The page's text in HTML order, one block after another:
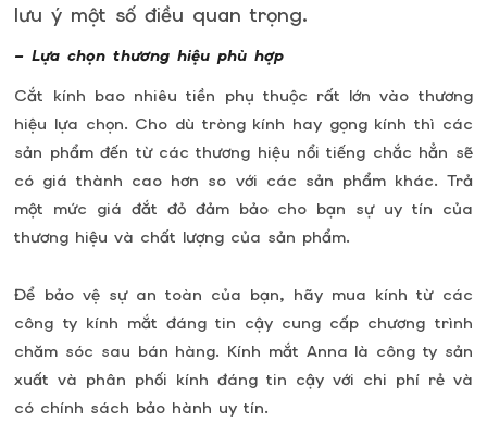
lưu ý một số điều quan trọng.
– Lựa chọn thương hiệu phù hợp
Cắt kính bao nhiêu tiền phụ thuộc rất lớn vào thương
hiệu lựa chọn. Cho dù tròng kính hay gọng kính thì các
sản phẩm đến từ các thương hiệu nổi tiếng chắc hẳn sẽ
có giá thành cao hơn so với các sản phẩm khác. Trả
một mức giá đắt đỏ đảm bảo cho bạn sự uy tín của
thương hiệu và chất lượng của sản phẩm.
Để bảo vệ sự an toàn của bạn, hãy mua kính từ các
công ty kính mắt đáng tin cậy cung cấp chương trình
chăm sóc sau bán hàng. Kính mắt Anna là công ty sản
xuất và phân phối kính đáng tin cậy với chi phí rẻ và
có chính sách bảo hành uy tín.